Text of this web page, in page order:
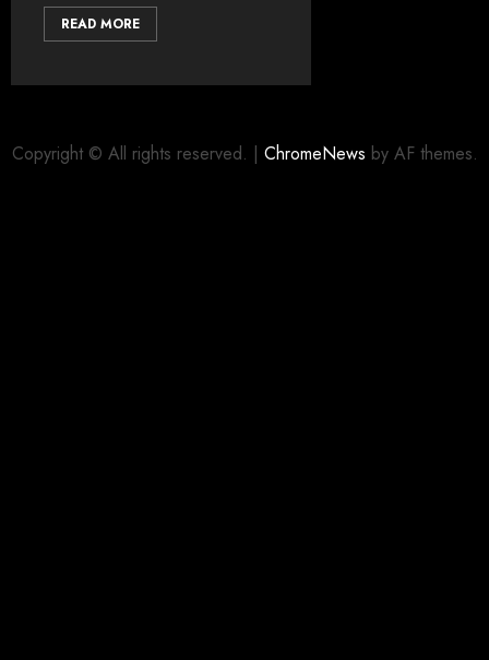
READ MORE
Copyright © All rights reserved. | ChromeNews by AF themes.